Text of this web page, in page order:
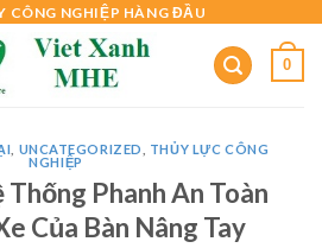
CÔNG NGHIỆP HÀNG ĐẦU
0
UNCATEGORIZED
THỦY LỰC CÔNG
NGHIỆP
Thống Phanh An Toàn
Của Bàn Nâng Tay